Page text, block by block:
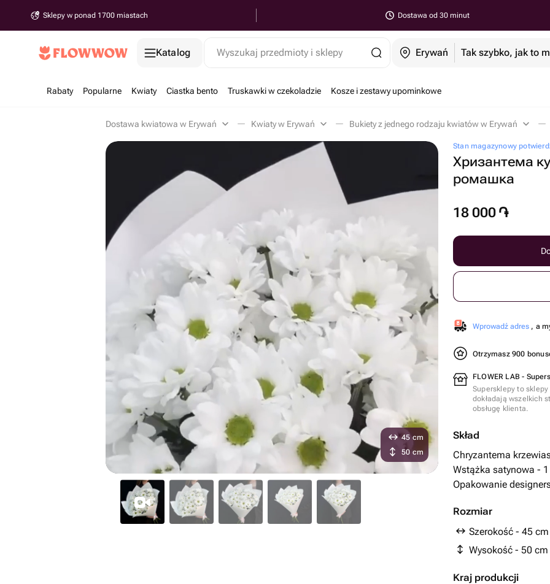
Sklepy w ponad 1700 miastach Dostawa od 30 minut
Katalog Wyszukaj przedmioty i sklepy Erywań Tak szybko, jak to
Rabaty Popularne Kwiaty Ciastka bento Truskawki w czekoladzie Kosze i zestawy upominkowe
Dostawa kwiatowa w Erywań Kwiaty w Erywań Bukiety z jednego rodzaju kwiatów w Erywań
Stan magazynowy
Хризантема
ромашка
18 000 ֏
Wprowadź adres , a
Otrzymasz 900
FLOWER LAB -
Supersklepy to
dokładają wszelkich
obsługę klienta.
Skład
Chryzantema
Wstążka satynowa -
Opakowanie
Rozmiar
Szerokość - 45 cm
Wysokość - 50 cm
Kraj produkcji
45 cm
50 cm